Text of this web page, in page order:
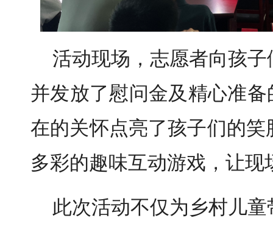
活动现场，志愿者向孩
并发放了慰问金及精心准
在的关怀点亮了孩子们的
多彩的趣味互动游戏， 让现
此次活动不仅为乡村儿